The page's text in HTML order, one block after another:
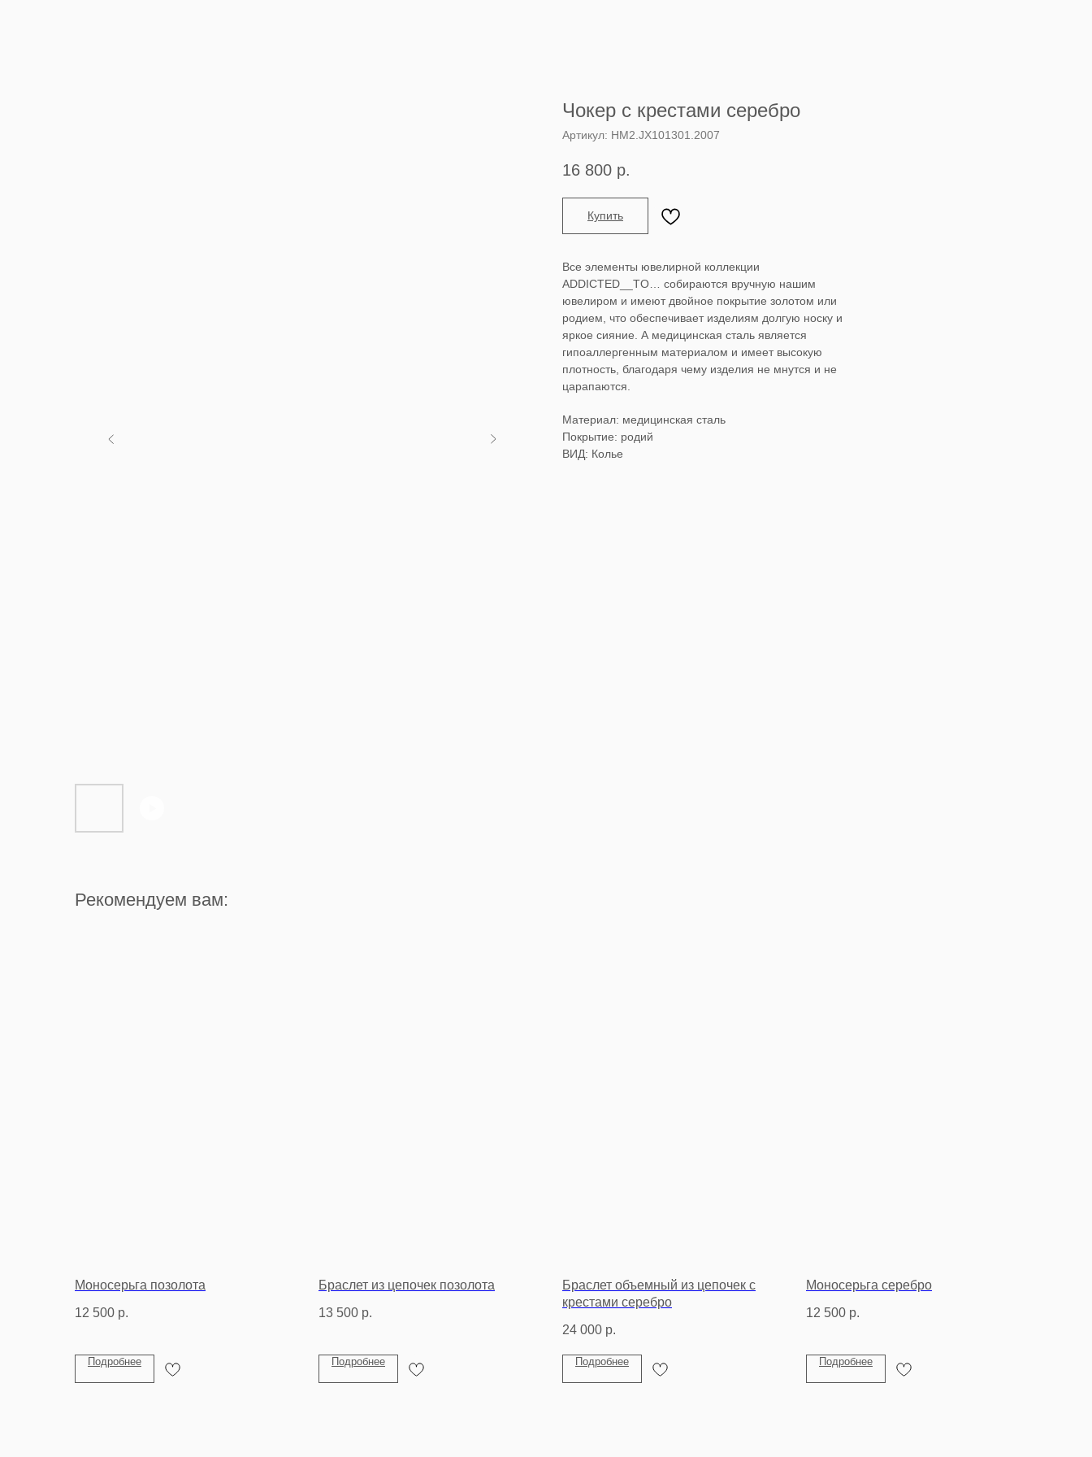
Чокер с крестами серебро
Артикул: HM2.JX101301.2007
16 800 р.
Купить
Все элементы ювелирной коллекции
ADDICTED__TO… собираются вручную нашим
ювелиром и имеют двойное покрытие золотом или
родием, что обеспечивает изделиям долгую носку и
яркое сияние. А медицинская сталь является
гипоаллергенным материалом и имеет высокую
плотность, благодаря чему изделия не мнутся и не
царапаются.
Материал: медицинская сталь
Покрытие: родий
ВИД: Колье
Рекомендуем вам:
Моносерьга позолота
12 500 р.
Подробнее
Браслет из цепочек позолота
13 500 р.
Подробнее
Браслет объемный из цепочек с
крестами серебро
24 000 р.
Подробнее
Моносерьга серебро
12 500 р.
Подробнее